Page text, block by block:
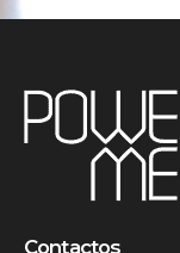
Contactos